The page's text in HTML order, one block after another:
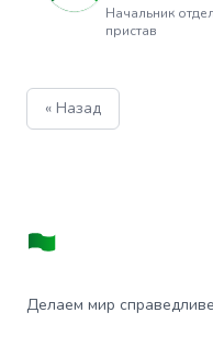
Начальник
пристав
« Назад
Делаем мир